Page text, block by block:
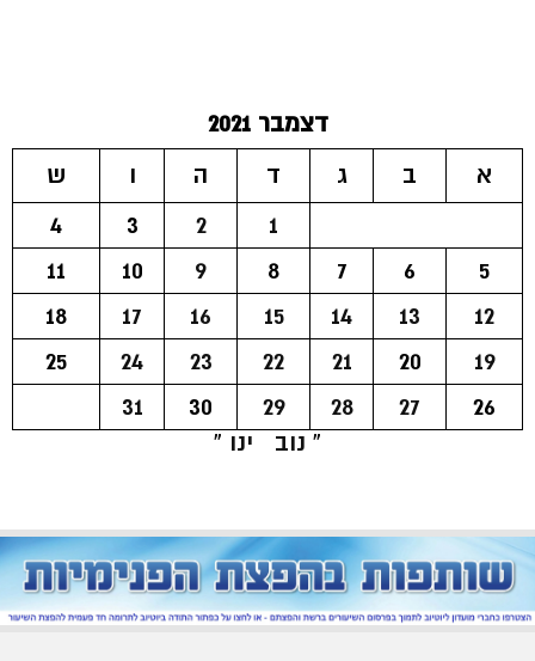
דצמבר 2021
א
ב ג ד ה ו
ש
1
2
3
4
5
6
7
8
9
10
11
12
13
14
15
16
17
18
19
20
21
22
23
24
25
26
27
28
29
30
31
« נוב
ינו »